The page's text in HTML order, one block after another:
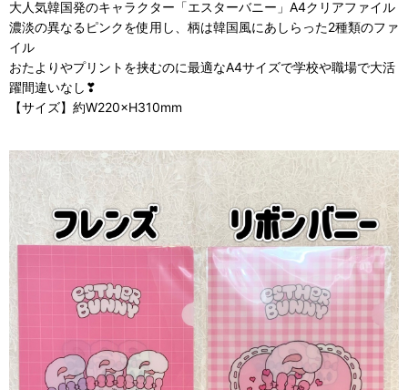
大人気韓国発のキャラクター「エスターバニー」A4クリアファイル
濃淡の異なるピンクを使用し、柄は韓国風にあしらった2種類のファ
イル
おたよりやプリントを挟むのに最適なA4サイズで学校や職場で大活
躍間違いなし❣
【サイズ】約W220×H310mm